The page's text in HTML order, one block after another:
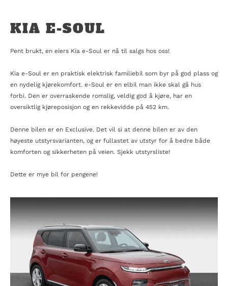
KIA E-SOUL
Pent brukt, en eiers Kia e-Soul er nå til salgs hos oss!
Kia e-Soul er en praktisk elektrisk familiebil som byr på god plass og
en nydelig kjørekomfort. e-Soul er en elbil man ikke skal gå hus
forbi. Den er overraskende romslig, veldig god å kjøre, har en
oversiktlig kjøreposisjon og en rekkevidde på 452 km.
Denne bilen er en Exclusive. Det vil si at denne bilen er av den
høyeste utstyrsvarianten, og er fullastet av utstyr for å bedre både
komforten og sikkerheten på veien. Sjekk utstyrsliste!
Dette er mye bil for pengene!